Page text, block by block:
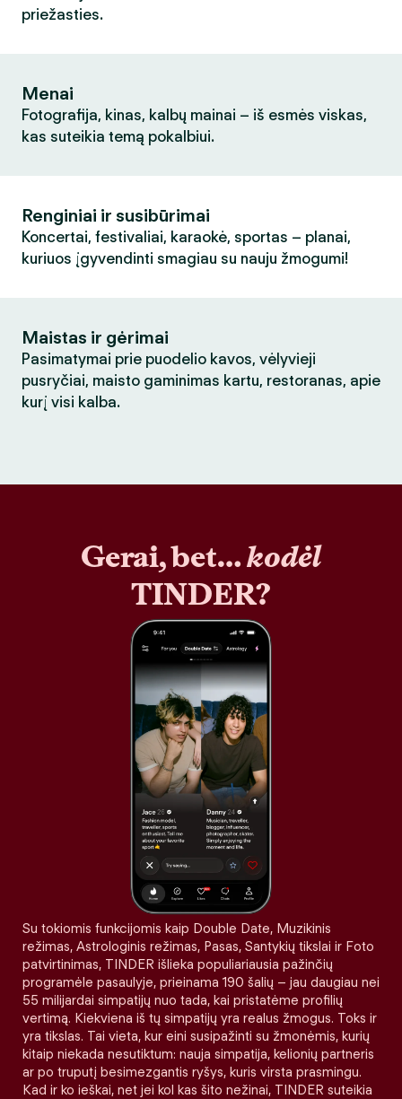
priežasties.
Menai
Fotografija, kinas, kalbų mainai – iš esmės viskas,
kas suteikia temą pokalbiui.
Renginiai ir susibūrimai
Koncertai, festivaliai, karaokė, sportas – planai,
kuriuos įgyvendinti smagiau su nauju žmogumi!
Maistas ir gėrimai
Pasimatymai prie puodelio kavos, vėlyvieji
pusryčiai, maisto gaminimas kartu, restoranas, apie
kurį visi kalba.
Gerai, bet…kodėl
TINDER?
Su tokiomis funkcijomis kaip Double Date, Muzikinis
režimas, Astrologinis režimas, Pasas, Santykių tikslai ir Foto
patvirtinimas, TINDER išlieka populiariausia pažinčių
programėle pasaulyje, prieinama 190 šalių – jau daugiau nei
55 milijardai simpatijų nuo tada, kai pristatėme profilių
vertimą. Kiekviena iš tų simpatijų yra realus žmogus. Toks ir
yra tikslas. Tai vieta, kur eini susipažinti su žmonėmis, kurių
kitaip niekada nesutiktum: nauja simpatija, kelionių partneris
ar po truputį besimezgantis ryšys, kuris virsta prasmingu.
Kad ir ko ieškai, net jei kol kas šito nežinai, TINDER suteikia